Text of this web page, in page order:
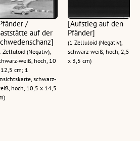
/
auf der
Zelluloid (Negativ),
weiß, hoch, 10
cm; 1
schwarz-
hoch, 10,5 x 14,5
[Aufstieg auf den
Pfänder]
(1 Zelluloid (Negativ),
schwarz-weiß, hoch, 2,5
x 3,5 cm)